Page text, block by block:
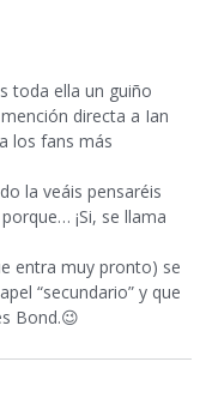
toda ella un guiño
directa a Ian
los fans más
la veáis pensaréis
¡Si, se llama
entra muy pronto) se
“secundario” y que
Bond.😉